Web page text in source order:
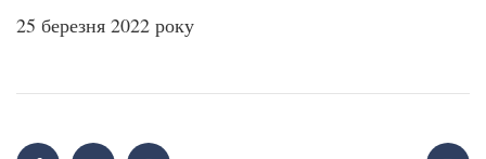
25 березня 2022 року